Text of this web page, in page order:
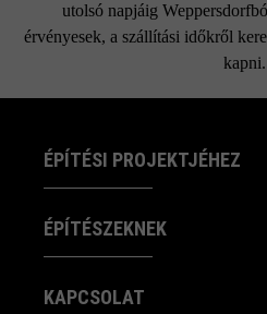
utolsó napjáig
érvényesek, a szállítási időkről
kapni.
ÉPÍTÉSI PROJEKTJÉHEZ
ÉPÍTÉSZEKNEK
KAPCSOLAT